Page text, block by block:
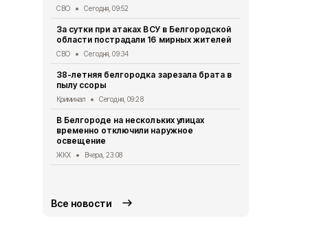
СВО Сегодня, 09:52
За сутки при атаках ВСУ в Белгородской
области пострадали 16 мирных жителей
СВО Сегодня, 09:34
38-летняя белгородка зарезала брата в
пылу ссоры
Криминал Сегодня, 09:28
В Белгороде на нескольких улицах
временно отключили наружное
освещение
ЖКХ Вчера, 23:08
Все новости